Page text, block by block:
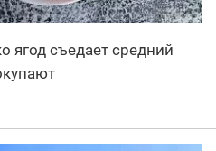
ягод съедает средний